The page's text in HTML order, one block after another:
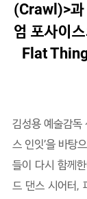
(Crawl)>과
엄 포사이
Flat
김성용 예술감독
스 인잇’을 바탕
들이 다시 함께
드 댄스 시어터,